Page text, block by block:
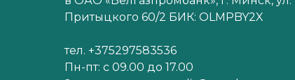
Притыцкого 60/2 БИК: OLMPBY2X
тел. +375297583536
Пн-пт: с 09.00 до 17.00